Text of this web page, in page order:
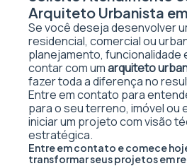
Arquiteto Urbanista
Se você deseja desenvolver
residencial, comercial ou
planejamento, funcionalidade
contar com umarquiteto
fazer toda a diferença no
Entre em contato para
para o seu terreno, imóvel ou
iniciar um projeto com visão
estratégica.
Entre em contato e comece
transformar seus projetos em